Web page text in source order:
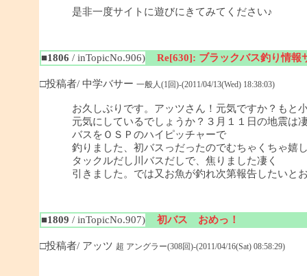
是非一度サイトに遊びにきてみてください♪
■1806 / inTopicNo.906) Re[630]: ブラックバス釣り情報
□投稿者/ 中学バサー 一般人(1回)-(2011/04/13(Wed) 18:38:03)
お久しぶりです。アッツさん！元気ですか？もと
元気にしているでしょうか？３月１１日の地震は
バスをＯＳＰのハイピッチャーで
釣りました、初バスっだったのでむちゃくちゃ嬉
タックルだし川バスだしで、焦りました凄く
引きました。では又お魚が釣れ次第報告したいと
■1809 / inTopicNo.907) 初バス おめっ！
□投稿者/ アッツ 超 アングラー(308回)-(2011/04/16(Sat) 08:58:29)